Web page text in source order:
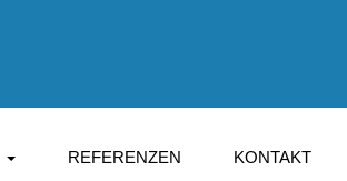
REFERENZEN KONTAKT